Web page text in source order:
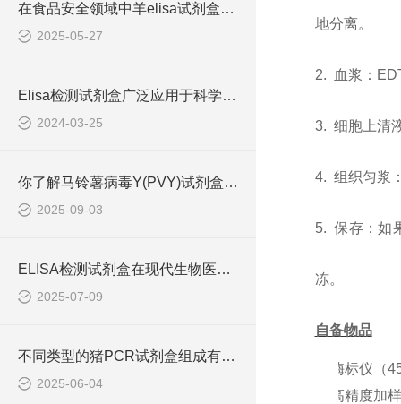
在食品安全领域中羊elisa试剂盒也有着一定的应用
2025-05-27
Elisa检测试剂盒广泛应用于科学研究和临床诊断中
2024-03-25
你了解马铃薯病毒Y(PVY)试剂盒吗？
2025-09-03
ELISA检测试剂盒在现代生物医学研究中的作用
2025-07-09
不同类型的猪PCR试剂盒组成有所差异
2025-06-04
地分离。
2. 血浆：
3. 细胞上清
4. 组织匀浆
5. 保存：如
冻。
自备物品
酶标仪（
高精度加